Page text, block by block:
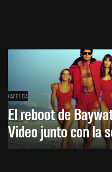
HACE 1 DÍA
El reboot de
Video junto con la